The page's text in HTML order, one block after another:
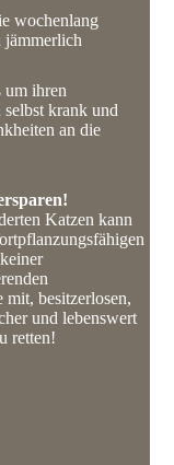
wochenlang
jämmerlich
um ihren
krank und
an die
Katzen kann
besitzerlosen,
und lebenswert
retten!